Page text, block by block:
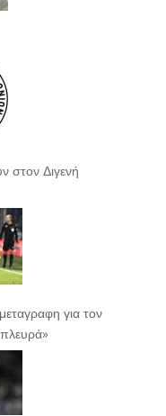
στον Διγενή
για τον